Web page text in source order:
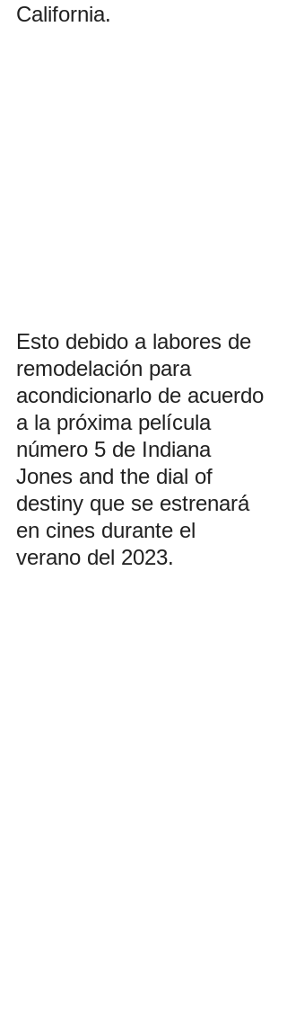
California.
Esto debido a labores de
remodelación para
acondicionarlo de acuerdo
a la próxima película
número 5 de Indiana
Jones and the dial of
destiny que se estrenará
en cines durante el
verano del 2023.